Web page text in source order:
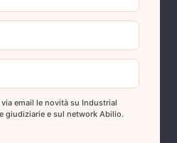
email le novità su Industrial
giudiziarie e sul network Abilio.